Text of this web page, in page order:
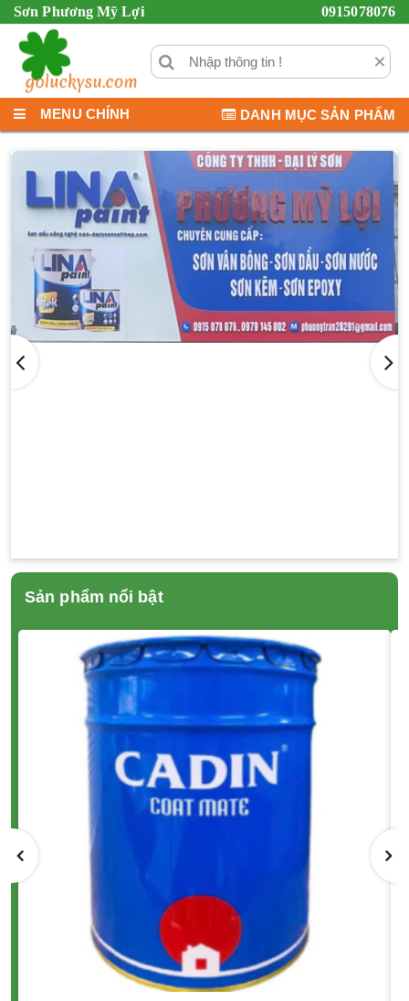
Sơn Phương Mỹ Lợi 0915078076
×
MENU CHÍNH DANH MỤC SẢN PHẨM
Sản phẩm nổi bật